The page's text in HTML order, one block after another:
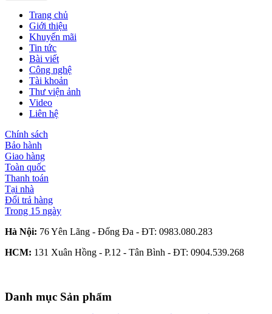
Trang chủ
Giới thiệu
Khuyến mãi
Tin tức
Bài viết
Công nghệ
Tài khoản
Thư viện ảnh
Video
Liên hệ
Chính sách
Bảo hành
Giao hàng
Toàn quốc
Thanh toán
Tại nhà
Đổi trả hàng
Trong 15 ngày
Hà Nội: 76 Yên Lãng - Đống Đa - ĐT: 0983.080.283
HCM: 131 Xuân Hồng - P.12 - Tân Bình - ĐT: 0904.539.268
Danh mục Sản phẩm